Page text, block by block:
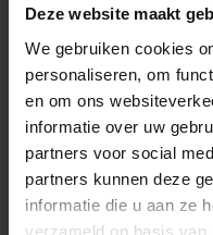
Deze website maakt
We gebruiken cookies
personaliseren, om
en om ons
informatie over uw
partners voor social
partners kunnen deze
informatie die u aan ze
verzameld op basis van